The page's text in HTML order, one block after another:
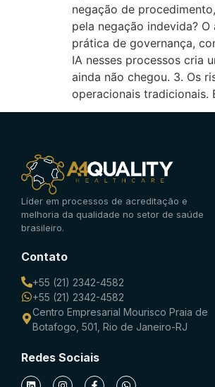
negação de
pela negação indevida?
prática de governança,
IA nesses processos cria
ainda não chegou. 3. Os
operacionais
Líder em processos de acreditação e
melhoria da qualidade no setor de saúde
brasileiro.
Contato
+55 (21) 2342-4582
+55 (21) 2342-4582
Centro Empresarial Mourisco Praia de
Botafogo, 501, Rio de Janeiro-RJ
Redes Sociais